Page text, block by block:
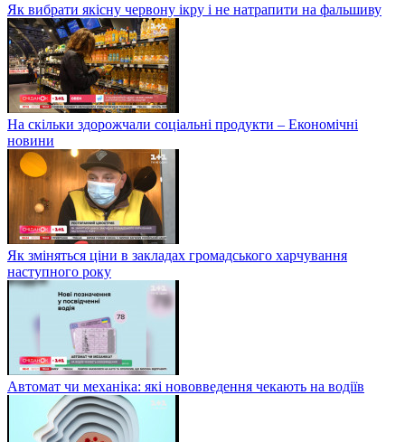
Як вибрати якісну червону ікру і не натрапити на фальшиву
На скільки здорожчали соціальні продукти – Економічні
новини
Як зміняться ціни в закладах громадського харчування
наступного року
Автомат чи механіка: які нововведення чекають на водіїв